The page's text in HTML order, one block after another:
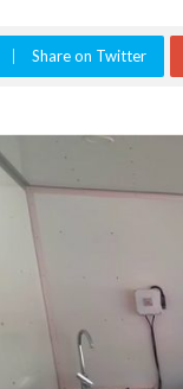
Share on Twitter